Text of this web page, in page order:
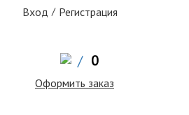
Вход / Регистрация
/ 0
Оформить заказ